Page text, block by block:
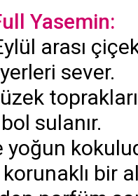
Yasemin:
arası
sever.
sulanır.
yoğun
bir